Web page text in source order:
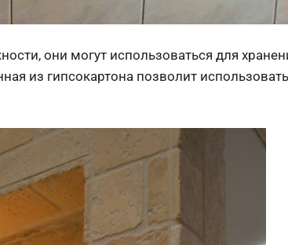
они могут использоваться для
из гипсокартона позволит использовать